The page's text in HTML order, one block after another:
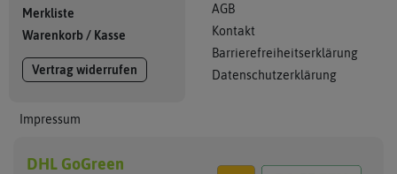
Merkliste
Warenkorb / Kasse
Vertrag widerrufen
Impressum
AGB
Kontakt
Barrierefreiheitserklärung
Datenschutzerklärung
DHL GoGreen